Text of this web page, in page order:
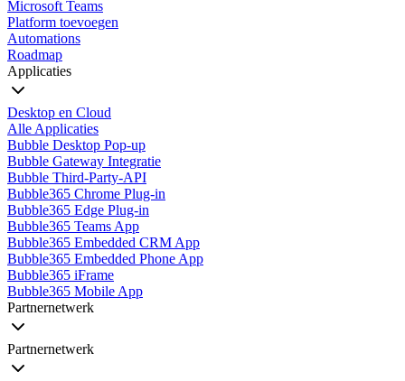
Microsoft Teams
Platform toevoegen
Automations
Roadmap
Applicaties
Desktop en Cloud
Alle Applicaties
Bubble Desktop Pop-up
Bubble Gateway Integratie
Bubble Third-Party-API
Bubble365 Chrome Plug-in
Bubble365 Edge Plug-in
Bubble365 Teams App
Bubble365 Embedded CRM App
Bubble365 Embedded Phone App
Bubble365 iFrame
Bubble365 Mobile App
Partnernetwerk
Partnernetwerk